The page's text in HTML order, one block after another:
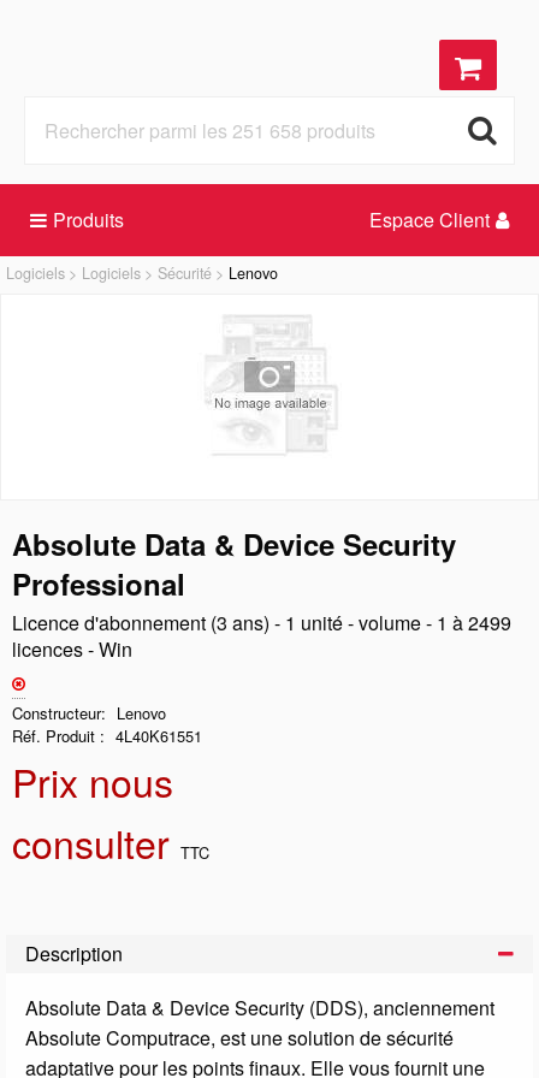
Produits Espace Client
Logiciels Logiciels Sécurité Lenovo
Absolute Data & Device Security
Professional
Licence d'abonnement (3 ans) - 1 unité - volume - 1 à 2499
licences - Win
Constructeur
Lenovo
Réf. Produit
4L40K61551
Prix nous
consulter TTC
Description
Absolute Data & Device Security (DDS), anciennement
Absolute Computrace, est une solution de sécurité
adaptative pour les points finaux. Elle vous fournit une